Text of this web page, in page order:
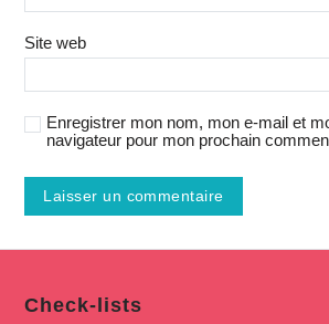
Site web
Enregistrer mon nom, mon e-mail et
navigateur pour mon prochain
Check-lists